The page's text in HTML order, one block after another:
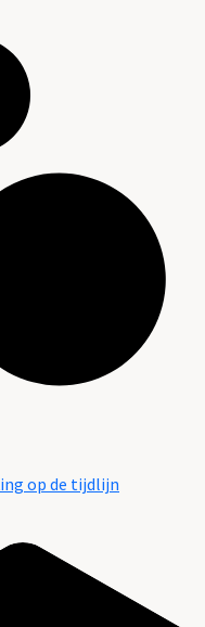
op de tijdlijn